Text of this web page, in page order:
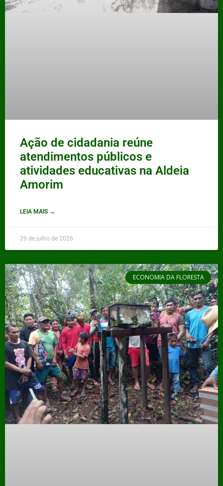
Ação de cidadania reúne
atendimentos públicos e
atividades educativas na Aldeia
Amorim
LEIA MAIS →
29 de julho de 2026
ECONOMIA DA FLORESTA